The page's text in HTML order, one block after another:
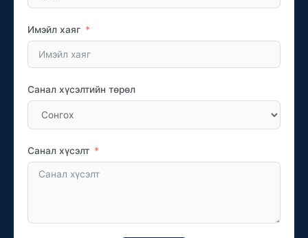
Имэйл хаяг
Санал хүсэлтийн төрөл
Санал хүсэлт